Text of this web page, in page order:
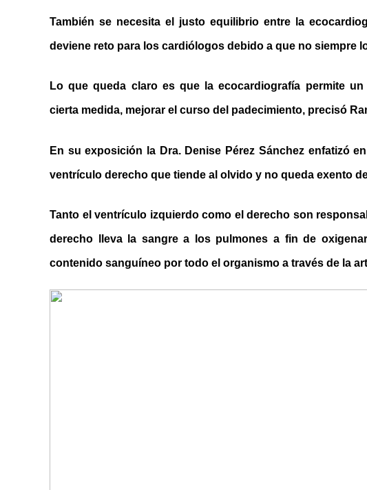
También se necesita el justo equilibrio entre la
deviene reto para los cardiólogos debido a que no siempre
Lo que queda claro es que la ecocardiografía permite
cierta medida, mejorar el curso del padecimiento, precisó
En su exposición la Dra. Denise Pérez Sánchez enfatizó
ventrículo derecho que tiende al olvido y no queda exento
Tanto el ventrículo izquierdo como el derecho son
derecho lleva la sangre a los pulmones a fin de
contenido sanguíneo por todo el organismo a través de la